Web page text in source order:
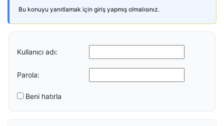
Bu konuyu yanıtlamak için giriş yapmış olmalısınız.
Kullanıcı adı:
Parola:
Beni hatırla